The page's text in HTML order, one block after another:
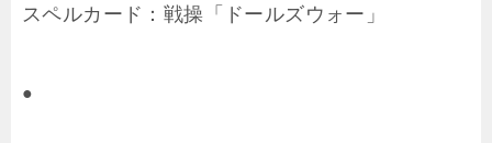
スペルカード：戦操「ドールズウォー」
●